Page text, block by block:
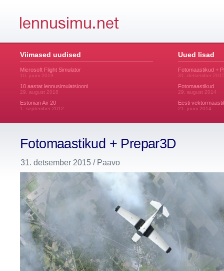
Viimased uudised
Microsoft Flight Simulator
10. juuni 2019
10 aastat lennusimulatsiooni
29. august 2018
Estonian Air 20
1. september 2012
Uued lisad
Fotomaastikud +
31. detsember
Fotomaastikud
29. august 2014
Eesti
21. juuni 2014
Fotomaastikud + Prepar3D
31. detsember 2015 / Paavo